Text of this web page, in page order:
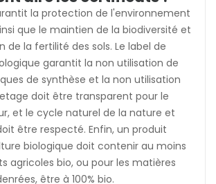
la protection de l'environnement
que le maintien de la biodiversité et
de la fertilité des sols. Le label de
garantit la non utilisation de
de synthèse et la non utilisation
doit être transparent pour le
et le cycle naturel de la nature et
être respecté. Enfin, un produit
biologique doit contenir au moins
agricoles bio, ou pour les matières
être à 100% bio.